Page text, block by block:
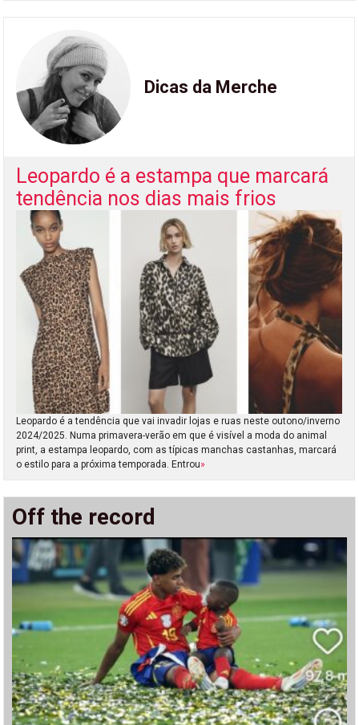
Dicas da Merche
Leopardo é a estampa que marcará
tendência nos dias mais frios
Leopardo é a tendência que vai invadir lojas e ruas neste outono/inverno
2024/2025. Numa primavera-verão em que é visível a moda do animal
print, a estampa leopardo, com as típicas manchas castanhas, marcará
o estilo para a próxima temporada. Entrou»
Off the record